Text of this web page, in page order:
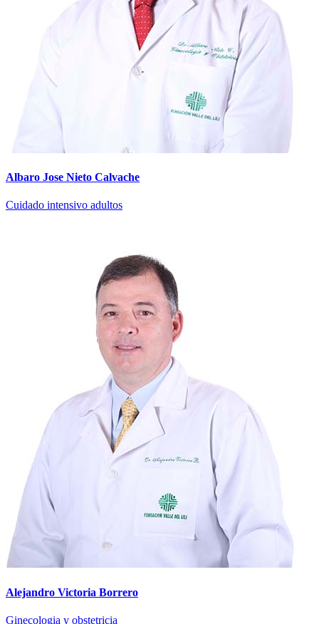
Albaro Jose Nieto Calvache
Cuidado intensivo adultos
Alejandro Victoria Borrero
Ginecologia y obstetricia